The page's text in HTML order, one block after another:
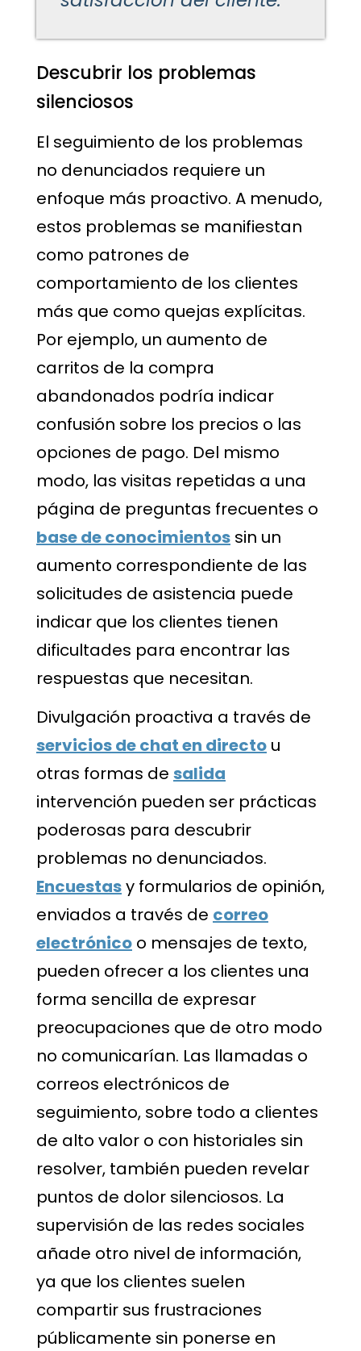
Descubrir los problemas
silenciosos
El seguimiento de los problemas
no denunciados requiere un
enfoque más proactivo. A menudo,
estos problemas se manifiestan
como patrones de
comportamiento de los clientes
más que como quejas explícitas.
Por ejemplo, un aumento de
carritos de la compra
abandonados podría indicar
confusión sobre los precios o las
opciones de pago. Del mismo
modo, las visitas repetidas a una
página de preguntas frecuentes o
base de conocimientos sin un
aumento correspondiente de las
solicitudes de asistencia puede
indicar que los clientes tienen
dificultades para encontrar las
respuestas que necesitan.
Divulgación proactiva a través de
servicios de chat en directo u
otras formas de salida
intervención pueden ser prácticas
poderosas para descubrir
problemas no denunciados.
Encuestasy formularios de opinión,
enviados a través de correo
electrónico o mensajes de texto,
pueden ofrecer a los clientes una
forma sencilla de expresar
preocupaciones que de otro modo
no comunicarían. Las llamadas o
correos electrónicos de
seguimiento, sobre todo a clientes
de alto valor o con historiales sin
resolver, también pueden revelar
puntos de dolor silenciosos. La
supervisión de las redes sociales
añade otro nivel de información,
ya que los clientes suelen
compartir sus frustraciones
públicamente sin ponerse en